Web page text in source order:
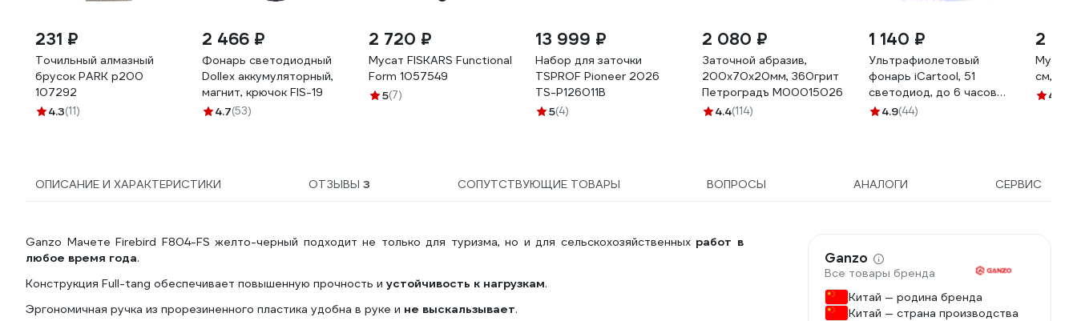
231 ₽
Точильный алмазный
брусок PARK p200
107292
4.3(11)
2 466 ₽
Фонарь светодиодный
Dollex аккумуляторный,
магнит, крючок FIS-19
4.7(53)
2 720 ₽
Мусат FISKARS Functional
Form 1057549
5(7)
13 999 ₽
Набор для заточки
TSPROF Pioneer 2026
TS-P126011B
5(4)
2 080 ₽
Заточной абразив,
200х70х20мм, 360грит
Петроградъ М00015026
4.4(114)
1 140 ₽
Ультрафиолетовый
фонарь iCartool, 51
светодиод, до 6 часов
работы, длина волны 395
4.9(44)
2
Мусат,
см,
4.7
ОПИСАНИЕ И ХАРАКТЕРИСТИКИ ОТЗЫВЫ 3 СОПУТСТВУЮЩИЕ ТОВАРЫ ВОПРОСЫ АНАЛОГИ СЕРВИС
Ganzo Мачете Firebird F804-FS желто-черный подходит не только для туризма, но и для сельскохозяйственных работ в
любое время года.
Конструкция Full-tang обеспечивает повышенную прочность и устойчивость к нагрузкам.
Эргономичная ручка из прорезиненного пластика удобна в руке и не выскальзывает.
Ganzo
Все товары бренда
Китай — родина бренда
Китай — страна производства